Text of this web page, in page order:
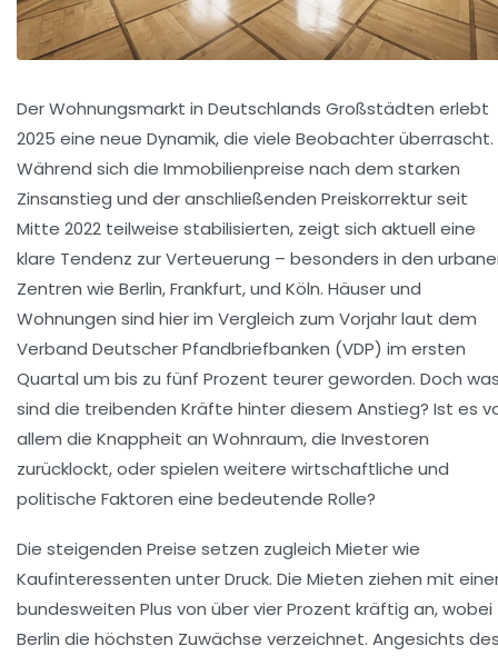
Der Wohnungsmarkt in Deutschlands Großstädten erlebt
2025 eine neue Dynamik, die viele Beobachter überrascht.
Während sich die Immobilienpreise nach dem starken
Zinsanstieg und der anschließenden Preiskorrektur seit
Mitte 2022 teilweise stabilisierten, zeigt sich aktuell eine
klare Tendenz zur Verteuerung – besonders in den
Zentren wie Berlin, Frankfurt, und Köln. Häuser und
Wohnungen sind hier im Vergleich zum Vorjahr laut dem
Verband Deutscher Pfandbriefbanken (VDP) im ersten
Quartal um bis zu fünf Prozent teurer geworden. Doch
sind die treibenden Kräfte hinter diesem Anstieg? Ist es
allem die Knappheit an Wohnraum, die Investoren
zurücklockt, oder spielen weitere wirtschaftliche und
politische Faktoren eine bedeutende Rolle?
Die steigenden Preise setzen zugleich Mieter wie
Kaufinteressenten unter Druck. Die Mieten ziehen mit
bundesweiten Plus von über vier Prozent kräftig an, wobei
Berlin die höchsten Zuwächse verzeichnet. Angesichts